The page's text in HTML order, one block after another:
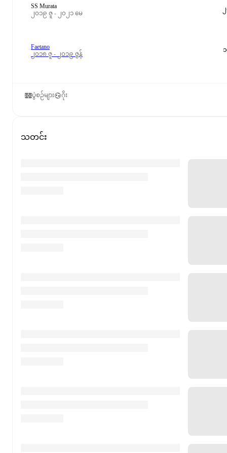
SS Murata
၂၀၁၉ ဇူ - ၂၀၂၁ မေ
Faetano
၂၀၁၈ ဇူ - ၂၀၁၉ ဇွန်
ပွဲစဉ်များ ဂိုး
သတင်း